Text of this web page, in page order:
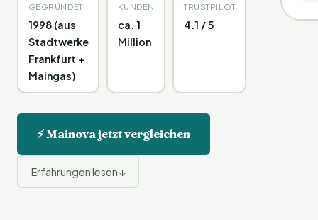
GEGRÜNDET
1998 (aus
Stadtwerke
Frankfurt +
Maingas)
KUNDEN
ca. 1
Million
TRUSTPILOT
4.1 / 5
⚡ Mainova jetzt vergleichen
Erfahrungen lesen ↓